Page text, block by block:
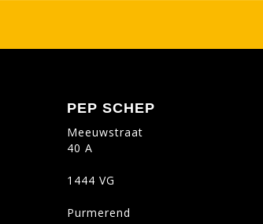
PEP SCHEP
Meeuwstraat
40 A
1444 VG
Purmerend